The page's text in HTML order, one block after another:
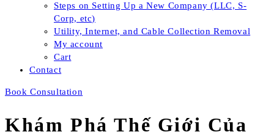
Steps on Setting Up a New Company (LLC, S-
Corp, etc)
Utility, Internet, and Cable Collection Removal
My account
Cart
Contact
Book Consultation
Khám Phá Thế Giới Của